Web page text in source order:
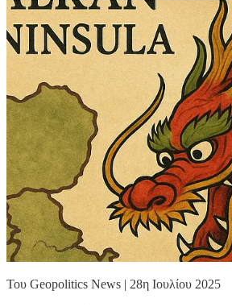
Του Geopolitics News | 28η Ιουλίου 2025